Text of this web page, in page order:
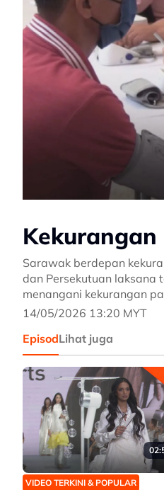
Sarawak berdepan
dan Persekutuan laksana
menangani kekurangan
14/05/2026 13:20 MYT
EpisodLihat juga
VIDEO TERKINI & POPULAR